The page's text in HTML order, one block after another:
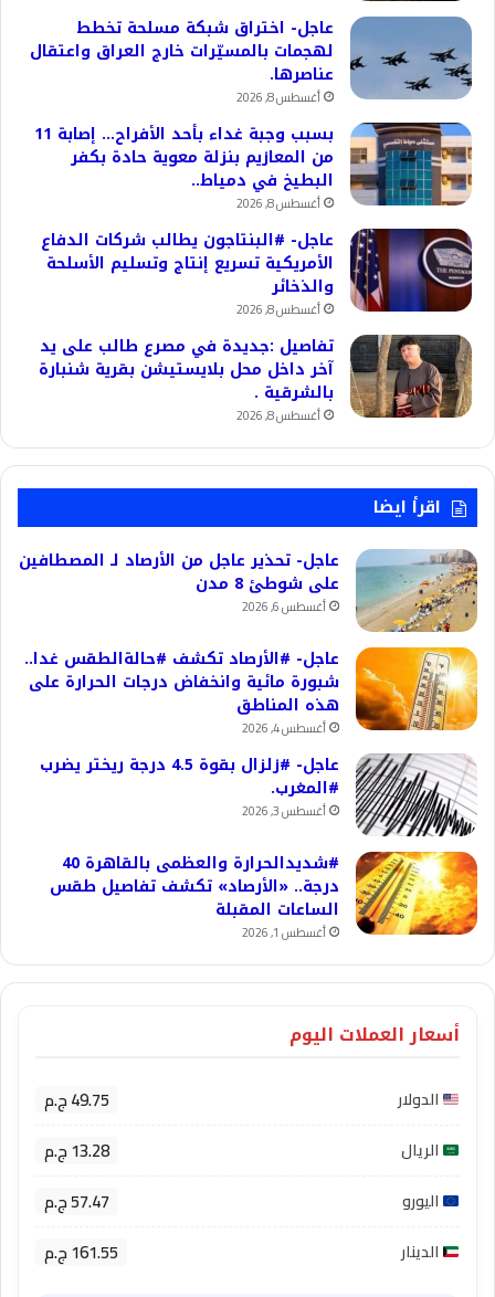
عاجل- اختراق شبكة مسلحة تخطط
لهجمات بالمسيّرات خارج العراق واعتقال
عناصرها.
أغسطس 8, 2026
بسبب وجبة غداء بأحد الأفراح… إصابة 11
من المعازيم بنزلة معوية حادة بكفر
البطيخ في دمياط..
أغسطس 8, 2026
عاجل- #البنتاجون يطالب شركات الدفاع
الأمريكية تسريع إنتاج وتسليم الأسلحة
والذخائر
أغسطس 8, 2026
تفاصيل :جديدة في مصرع طالب على يد
آخر داخل محل بلايستيشن بقرية شنبارة
بالشرقية .
أغسطس 8, 2026
اقرأ ايضا
عاجل- تحذير عاجل من الأرصاد لـ المصطافين
على شوطئ 8 مدن
أغسطس 6, 2026
عاجل- #الأرصاد تكشف #حالةالطقس غدا..
شبورة مائية وانخفاض درجات الحرارة على
هذه المناطق
أغسطس 4, 2026
عاجل- #زلزال بقوة 4.5 درجة ريختر يضرب
#المغرب.
أغسطس 3, 2026
#شديدالحرارة والعظمى بالقاهرة 40
درجة.. «الأرصاد» تكشف تفاصيل طقس
الساعات المقبلة
أغسطس 1, 2026
أسعار العملات اليوم
الدولار 49.75 ج.م
الريال 13.28 ج.م
اليورو 57.47 ج.م
الدينار 161.55 ج.م